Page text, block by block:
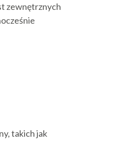
zewnętrznych
takich jak